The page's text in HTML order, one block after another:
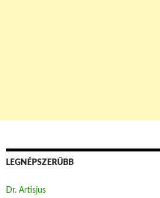
LEGNÉPSZERŰBB
Dr. Artisjus